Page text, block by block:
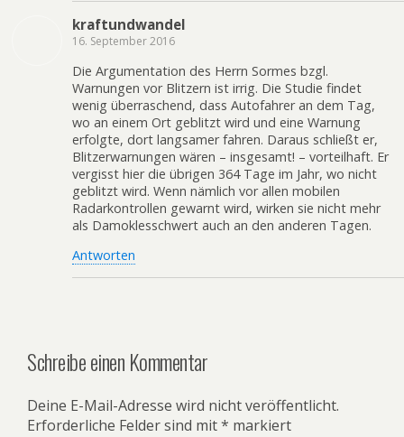
kraftundwandel
16. September 2016
Die Argumentation des Herrn Sormes bzgl.
Warnungen vor Blitzern ist irrig. Die Studie findet
wenig überraschend, dass Autofahrer an dem Tag,
wo an einem Ort geblitzt wird und eine Warnung
erfolgte, dort langsamer fahren. Daraus schließt er,
Blitzerwarnungen wären – insgesamt! – vorteilhaft. Er
vergisst hier die übrigen 364 Tage im Jahr, wo nicht
geblitzt wird. Wenn nämlich vor allen mobilen
Radarkontrollen gewarnt wird, wirken sie nicht mehr
als Damoklesschwert auch an den anderen Tagen.
Antworten
Schreibe einen Kommentar
Deine E-Mail-Adresse wird nicht veröffentlicht.
Erforderliche Felder sind mit* markiert